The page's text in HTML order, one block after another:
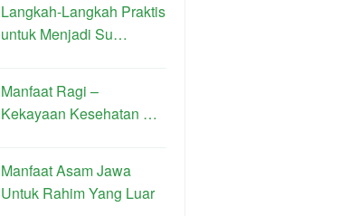
Langkah-Langkah Praktis
untuk Menjadi Su…
Manfaat Ragi –
Kekayaan Kesehatan …
Manfaat Asam Jawa
Untuk Rahim Yang Luar